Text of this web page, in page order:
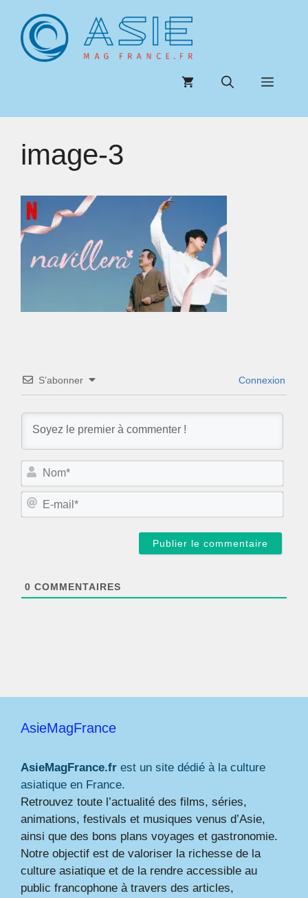
contenu
Menu
image-3
S’abonner Connexion
N
m
E
0 COMMENTAIRES
AsieMagFrance
AsieMagFrance.fr est un site dédié à la culture
asiatique en France.
Retrouvez toute l’actualité des films, séries,
animations, festivals et musiques venus d’Asie,
ainsi que des bons plans voyages et gastronomie.
Notre objectif est de valoriser la richesse de la
culture asiatique et de la rendre accessible au
public francophone à travers des articles,